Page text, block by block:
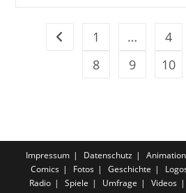
Zur vorherigen Seite
1 … 4
8
9 10
Impressum Datenschutz
Comics
Fotos Geschichte
Radio
Spiele Umfrage Videos